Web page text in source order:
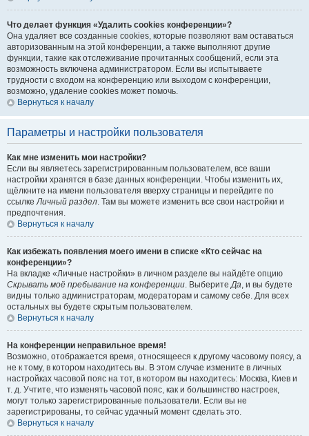
Что делает функция «Удалить cookies конференции»?
Она удаляет все созданные cookies, которые позволяют вам оставаться
авторизованным на этой конференции, а также выполняют другие
функции, такие как отслеживание прочитанных сообщений, если эта
возможность включена администратором. Если вы испытываете
трудности с входом на конференцию или выходом с конференции,
возможно, удаление cookies может помочь.
Вернуться к началу
Параметры и настройки пользователя
Как мне изменить мои настройки?
Если вы являетесь зарегистрированным пользователем, все ваши
настройки хранятся в базе данных конференции. Чтобы изменить их,
щёлкните на имени пользователя вверху страницы и перейдите по
ссылкеЛичный раздел. Там вы можете изменить все свои настройки и
предпочтения.
Вернуться к началу
Как избежать появления моего имени в списке «Кто сейчас на
конференции»?
На вкладке «Личные настройки» в личном разделе вы найдёте опцию
Скрывать моё пребывание на конференции. ВыберитеДа, и вы будете
видны только администраторам, модераторам и самому себе. Для всех
остальных вы будете скрытым пользователем.
Вернуться к началу
На конференции неправильное время!
Возможно, отображается время, относящееся к другому часовому поясу, а
не к тому, в котором находитесь вы. В этом случае измените в личных
настройках часовой пояс на тот, в котором вы находитесь: Москва, Киев и
т. д. Учтите, что изменять часовой пояс, как и большинство настроек,
могут только зарегистрированные пользователи. Если вы не
зарегистрированы, то сейчас удачный момент сделать это.
Вернуться к началу